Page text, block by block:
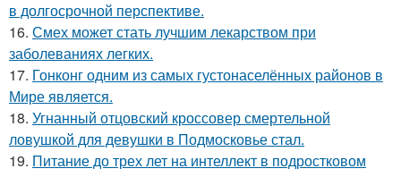
в долгосрочной перспективе.
16. Смех может стать лучшим лекарством при
заболеваниях легких.
17. Гонконг одним из самых густонаселённых районов в
Мире является.
18. Угнанный отцовский кроссовер смертельной
ловушкой для девушки в Подмосковье стал.
19. Питание до трех лет на интеллект в подростковом